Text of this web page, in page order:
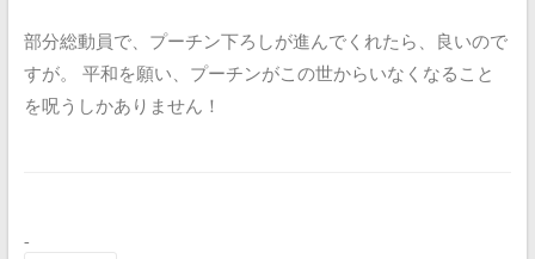
部分総動員で、プーチン下ろしが進んでくれたら、良いので
すが。
平和を願い、プーチンがこの世からいなくなること
を呪うしかありません！
-